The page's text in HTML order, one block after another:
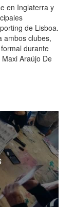
en Inglaterra y
de Lisboa.
ambos clubes,
durante
Araújo De